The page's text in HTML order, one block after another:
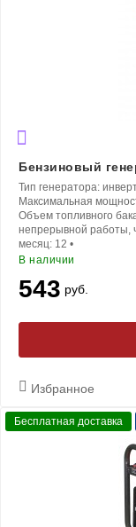
Бензиновый
Тип генератора:
Максимальная
Объем топливного
непрерывной работы,
месяц: 12 •
В наличии
543 руб.
Избранное
Бесплатная доставка